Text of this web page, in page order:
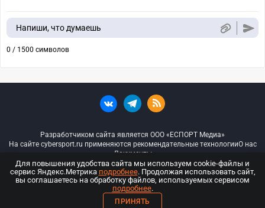
Напиши, что думаешь
0 / 1500 символов
Разработчиком сайта является ООО «ЕСПОРТ Медиа»
На сайте cybersport.ru применяются рекомендательные технологииО нас
Документы
© ООО «Киберспорт.ру» — Все права защищены
18+
Для повышения удобства сайта мы используем cookie-файлы и
сервис Яндекс.Метрика подробнее. Продолжая использовать сайт,
вы соглашаетесь на обработку файлов, используемых сервисом
подробнее.
ПРИНЯТЬ